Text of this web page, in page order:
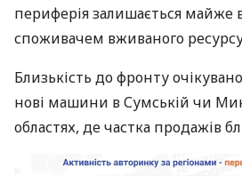
периферія залишається майже
споживачем вживаного
Близькість до фронту
нові машини в Сумській чи
областях, де частка продажів